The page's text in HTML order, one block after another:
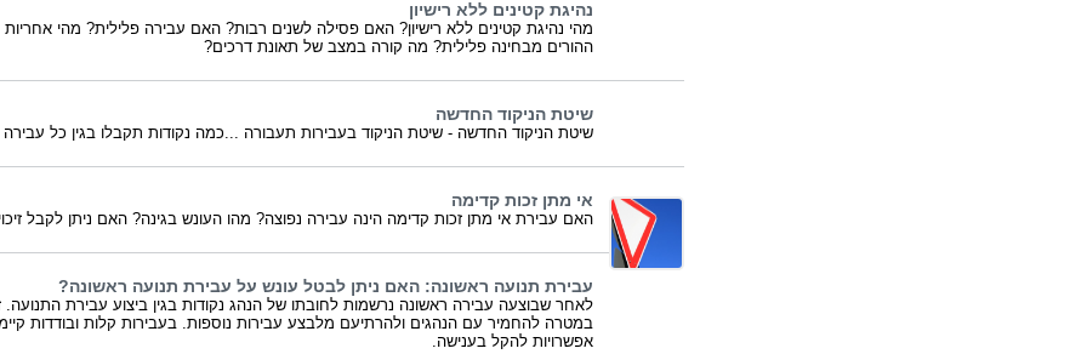
נהיגת קטינים ללא רישיון
מהי נהיגת קטינים ללא רישיון? האם פסילה לשנים רבות? האם עבירה פלילית? מהי אחריות
ההורים מבחינה פלילית? מה קורה במצב של תאונת דרכים?
שיטת הניקוד החדשה
שיטת הניקוד החדשה - שיטת הניקוד בעבירות תעבורה ...כמה נקודות תקבלו בגין כל
אי מתן זכות קדימה
האם עבירת אי מתן זכות קדימה הינה עבירה נפוצה? מהו העונש בגינה? האם ניתן לקבל
עבירת תנועה ראשונה: האם ניתן לבטל עונש על עבירת תנועה ראשונה?
לאחר שבוצעה עבירה ראשונה נרשמות לחובתו של הנהג נקודות בגין ביצוע עבירת התנועה.
במטרה להחמיר עם הנהגים ולהרתיעם מלבצע עבירות נוספות. בעבירות קלות ובודדות
אפשרויות להקל בענישה.